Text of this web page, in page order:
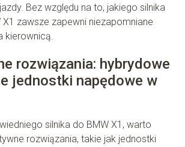
Bez względu na to, jakiego silnika
X1 zawsze zapewni niezapomniane
kierownicą.
rozwiązania: hybrydowe
jednostki napędowe w
silnika do BMW X1, warto
rozwiązania, takie jak jednostki